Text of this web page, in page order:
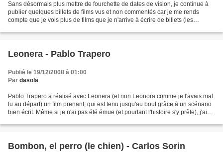
Sans désormais plus mettre de fourchette de dates de vision, je continue à
publier quelques billets de films vus et non commentés car je me rends
compte que je vois plus de films que je n'arrive à écrire de billets (les
Leonera - Pablo Trapero
Publié le 19/12/2008 à 01:00
Par dasola
Pablo Trapero a réalisé avec Leonera (et non Leonora comme je l'avais mal
lu au départ) un film prenant, qui est tenu jusqu'au bout grâce à un scénario
bien écrit. Même si je n'ai pas été émue (et pourtant l'histoire s'y prête), j'ai
Bombon, el perro (le chien) - Carlos Sorin